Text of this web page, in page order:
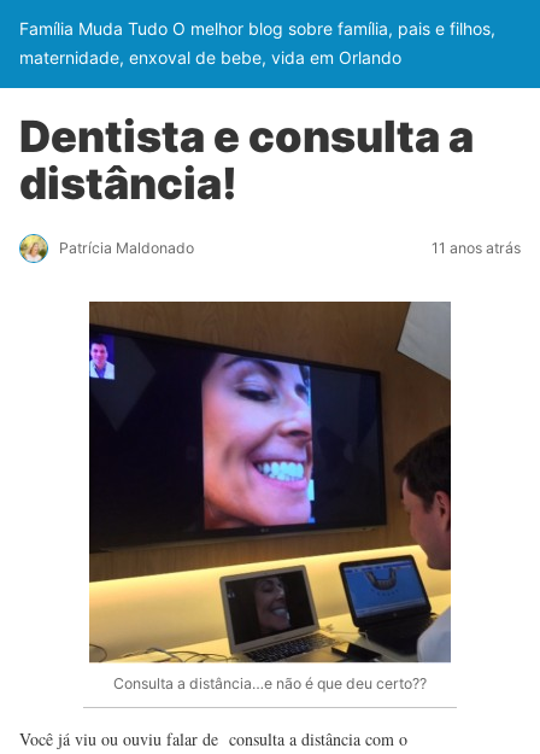
Família Muda Tudo O melhor blog sobre família, pais e filhos,
maternidade, enxoval de bebe, vida em Orlando
Dentista e consulta a
distância!
Patrícia Maldonado 11 anos atrás
Consulta a distância…e não é que deu certo??
Você já viu ou ouviu falar de consulta a distância com o